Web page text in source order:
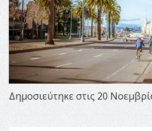
Δημοσιεύτηκε στις 20